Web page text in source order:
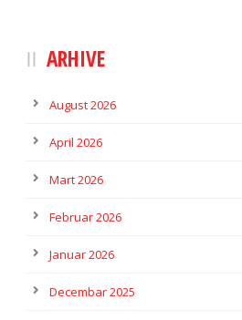
ARHIVE
August 2026
April 2026
Mart 2026
Februar 2026
Januar 2026
Decembar 2025